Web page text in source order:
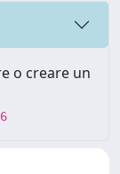
o creare un